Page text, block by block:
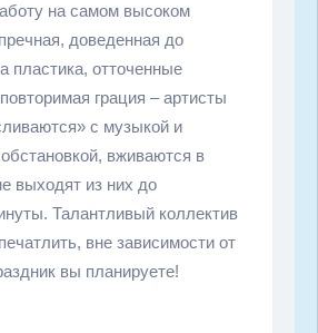
на самом высоком
доведенная до
пластика, отточенные
грация – артисты
с музыкой и
вживаются в
выходят из них до
Талантливый коллектив
вне зависимости от
вы планируете!